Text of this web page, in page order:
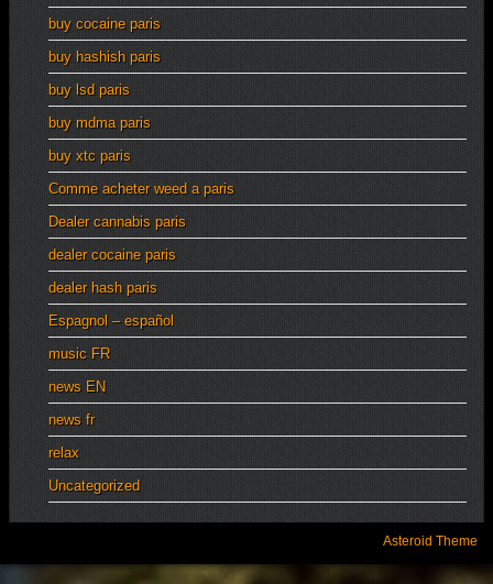
buy cocaine paris
buy hashish paris
buy lsd paris
buy mdma paris
buy xtc paris
Comme acheter weed a paris
Dealer cannabis paris
dealer cocaine paris
dealer hash paris
Espagnol – español
music FR
news EN
news fr
relax
Uncategorized
Asteroid Theme